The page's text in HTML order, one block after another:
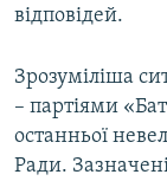
відповідей.
Зрозуміліша
– партіями
останньої
Ради.